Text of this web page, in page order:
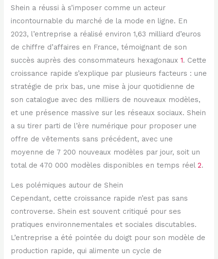
Shein a réussi à s’imposer comme un acteur
incontournable du marché de la mode en ligne. En
2023, l’entreprise a réalisé environ 1,63 milliard d’euros
de chiffre d’affaires en France, témoignant de son
succès auprès des consommateurs hexagonaux1. Cette
croissance rapide s’explique par plusieurs facteurs : une
stratégie de prix bas, une mise à jour quotidienne de
son catalogue avec des milliers de nouveaux modèles,
et une présence massive sur les réseaux sociaux. Shein
a su tirer parti de l’ère numérique pour proposer une
offre de vêtements sans précédent, avec une
moyenne de 7 200 nouveaux modèles par jour, soit un
total de 470 000 modèles disponibles en temps réel2.
Les polémiques autour de Shein
Cependant, cette croissance rapide n’est pas sans
controverse. Shein est souvent critiqué pour ses
pratiques environnementales et sociales discutables.
L’entreprise a été pointée du doigt pour son modèle de
production rapide, qui alimente un cycle de